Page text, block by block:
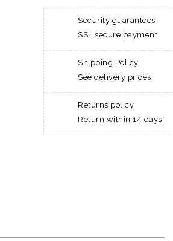
Security guarantees
SSL secure payment
Shipping Policy
See delivery prices
Returns policy
Return within 14 days